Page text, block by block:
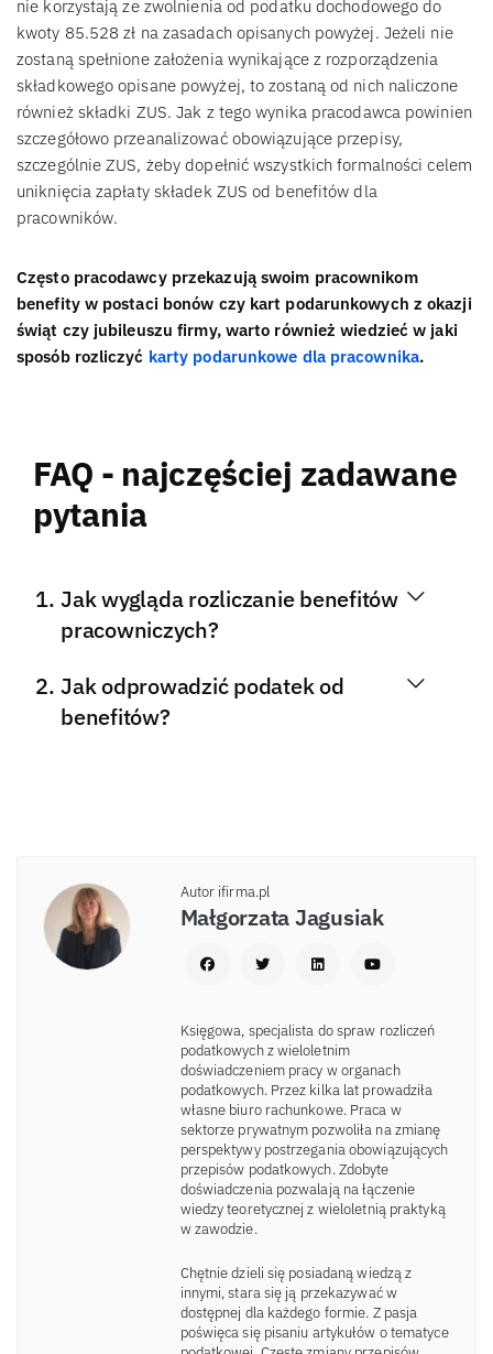
nie korzystają ze zwolnienia od podatku dochodowego do
kwoty 85.528 zł na zasadach opisanych powyżej. Jeżeli nie
zostaną spełnione założenia wynikające z rozporządzenia
składkowego opisane powyżej, to zostaną od nich naliczone
również składki ZUS. Jak z tego wynika pracodawca powinien
szczegółowo przeanalizować obowiązujące przepisy,
szczególnie ZUS, żeby dopełnić wszystkich formalności celem
uniknięcia zapłaty składek ZUS od benefitów dla
pracowników.
Często pracodawcy przekazują swoim pracownikom
benefity w postaci bonów czy kart podarunkowych z okazji
świąt czy jubileuszu firmy, warto również wiedzieć w jaki
sposób rozliczyć karty podarunkowe dla pracownika.
FAQ - najczęściej zadawane
pytania
Jak wygląda rozliczanie benefitów
pracowniczych?
Jak odprowadzić podatek od
benefitów?
Autor ifirma.pl
Małgorzata Jagusiak
Księgowa, specjalista do spraw rozliczeń
podatkowych z wieloletnim
doświadczeniem pracy w organach
podatkowych. Przez kilka lat prowadziła
własne biuro rachunkowe. Praca w
sektorze prywatnym pozwoliła na zmianę
perspektywy postrzegania obowiązujących
przepisów podatkowych. Zdobyte
doświadczenia pozwalają na łączenie
wiedzy teoretycznej z wieloletnią praktyką
w zawodzie.
Chętnie dzieli się posiadaną wiedzą z
innymi, stara się ją przekazywać w
dostępnej dla każdego formie. Z pasja
poświęca się pisaniu artykułów o tematyce